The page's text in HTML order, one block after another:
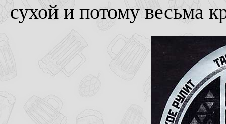
сухой и потому весьма